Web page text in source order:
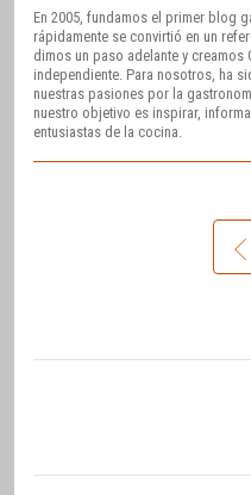
En 2005, fundamos el primer blog
rápidamente se convirtió en un
dimos un paso adelante y creamos
independiente. Para nosotros, ha
nuestras pasiones por la
nuestro objetivo es inspirar,
entusiastas de la cocina.